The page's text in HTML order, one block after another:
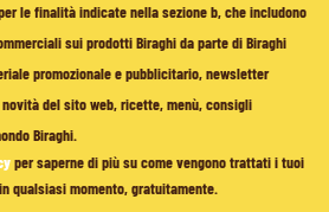
le finalità indicate nella sezione b, che includono
sui prodotti Biraghi da parte di Biraghi
promozionale e pubblicitario, newsletter
del sito web, ricette, menù, consigli
Biraghi.
per saperne di più su come vengono trattati i tuoi
qualsiasi momento, gratuitamente.